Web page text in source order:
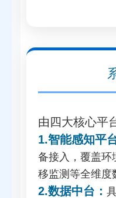
由四大核心平
1.智能感知平
备接入，覆盖环
移监测等全维度
2.数据中台：